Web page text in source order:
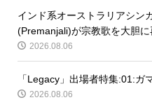
インド系オーストラリアシン
(Premanjali)が宗教歌を大胆に
2026.08.06
「Legacy」出場者特集:01:ガ
2026.08.06